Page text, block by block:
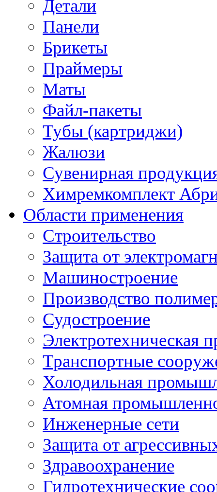
Детали
Панели
Брикеты
Праймеры
Маты
Файл-пакеты
Тубы (картриджи)
Жалюзи
Сувенирная
Химремкомплект
Области применения
Строительство
Защита от
Машиностроение
Производство
Судостроение
Электротехническая
Транспортные
Холодильная
Атомная
Инженерные сети
Защита от
Здравоохранение
Гидротехнические